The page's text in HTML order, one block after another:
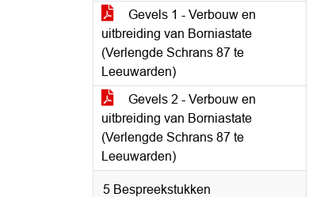
Gevels 1 - Verbouw en
uitbreiding van Borniastate
(Verlengde Schrans 87 te
Leeuwarden)
Gevels 2 - Verbouw en
uitbreiding van Borniastate
(Verlengde Schrans 87 te
Leeuwarden)
5 Bespreekstukken